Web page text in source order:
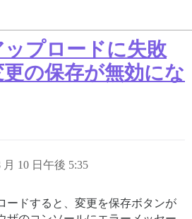
プロードに失敗
の保存が無効にな
月 10 日午後 5:35
ードすると、変更を保存ボタンが